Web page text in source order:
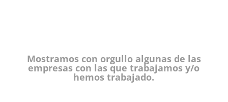
Mostramos con orgullo algunas de las
empresas con las que trabajamos y/o
hemos trabajado.